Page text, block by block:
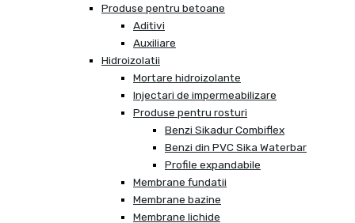
Produse pentru betoane
Aditivi
Auxiliare
Hidroizolatii
Mortare hidroizolante
Injectari de impermeabilizare
Produse pentru rosturi
Benzi Sikadur Combiflex
Benzi din PVC Sika Waterbar
Profile expandabile
Membrane fundatii
Membrane bazine
Membrane lichide